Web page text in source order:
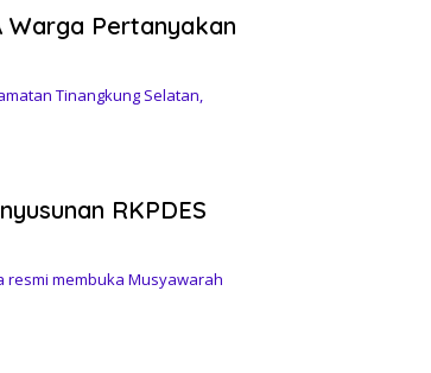
Warga Pertanyakan
Tinangkung Selatan,
RKPDES
resmi membuka Musyawarah